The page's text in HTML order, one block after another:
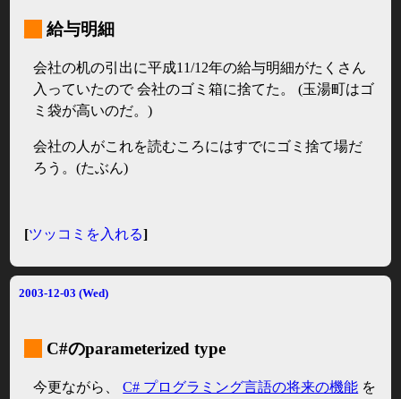
給与明細
会社の机の引出に平成11/12年の給与明細がたくさん
入っていたので 会社のゴミ箱に捨てた。 (玉湯町はゴ
ミ袋が高いのだ。)
会社の人がこれを読むころにはすでにゴミ捨て場だ
ろう。(たぶん)
[ツッコミを入れる]
2003-12-03 (Wed)
C#のparameterized type
今更ながら、C# プログラミング言語の将来の機能 を